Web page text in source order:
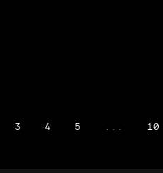
3 4 5 10